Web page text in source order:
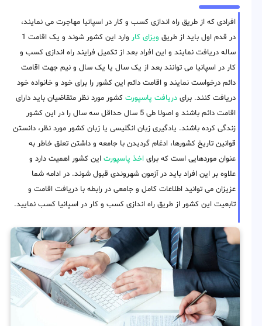
افرادی که از طریق راه اندازی کسب و کار در اسپانیا مهاجرت می نمایند،
در قدم اول باید از طریق ویزای کار
وارد این کشور شوند و یک اقامت 1
ساله دریافت نمایند و این افراد بعد از تکمیل فرایند راه اندازی کسب و
کار در اسپانیا می توانند بعد از یک سال یا یک سال و نیم جهت اقامت
دائم درخواست نمایند و اقامت دائم این کشور را برای خود و خانواده خود
دریافت کنند. برای دریافت پاسپورت کشور مورد نظر متقاضیان باید دارای
اقامت دائم باشند و اصولا طی 5 سال حداقل سه سال را در این کشور
زندگی کرده باشند. یادگیری زبان انگلیسی یا زبان کشور مورد نظر، دانستن
قوانین تاریخ کشورها، ادغام گردیدن با جامعه و داشتن تعلق خاطر به
عنوان موردهایی است که برای اخذ پاسپورت این کشور اهمیت دارد و
علاوه بر این افراد باید در آزمون شهروندی قبول شوند. در ادامه شما
عزیزان می توانید اطلاعات کامل و جامعی در رابطه با دریافت اقامت و
تابعیت این کشور از طریق راه اندازی کسب و کار در اسپانیا کسب نمایید.